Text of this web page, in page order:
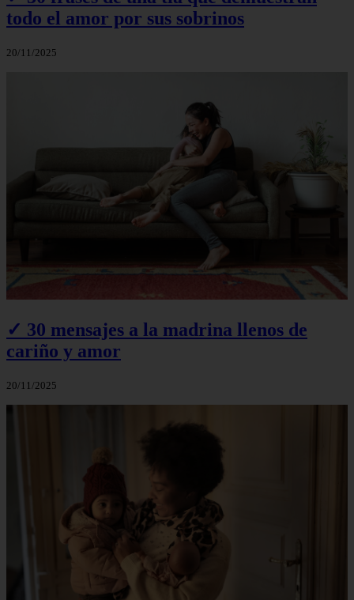
todo el amor por sus sobrinos
20/11/2025
✓ 30 mensajes a la madrina llenos de
cariño y amor
20/11/2025